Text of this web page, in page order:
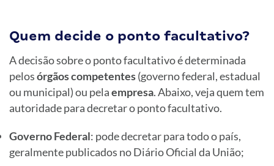
Quem decide o ponto facultativo?
A decisão sobre o ponto facultativo é determinada
pelosórgãos competentes(governo federal, estadual
ou municipal)ou pelaempresa. Abaixo, veja quem tem
autoridade para decretar o ponto facultativo.
Governo Federal: pode decretar para todo o país,
geralmente publicados no Diário Oficial da União;